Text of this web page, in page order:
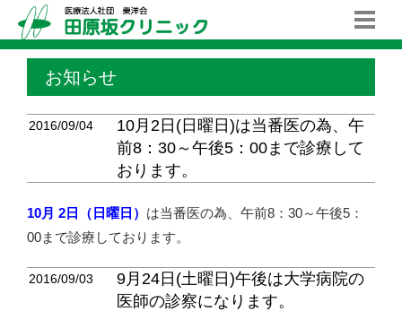
お知らせ
2016/09/04
10月2日(日曜日)は当番医の為、午
前8：30～午後5：00まで診療して
おります。
10月 2日（日曜日） は当番医の為、午前8：30～午後5：
00まで診療しております。
2016/09/03
9月24日(土曜日)午後は大学病院の
医師の診察になります。